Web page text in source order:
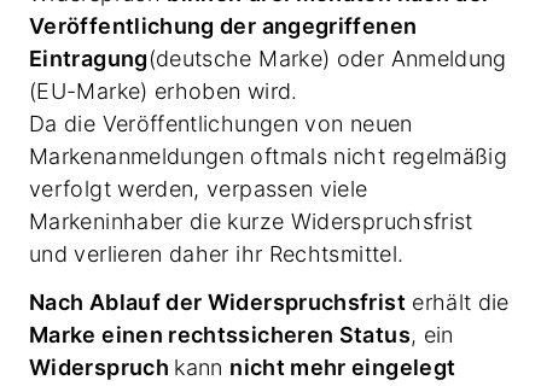
Veröffentlichung der angegriffenen
Eintragung(deutsche Marke) oder Anmeldung
(EU-Marke) erhoben wird.
Da die Veröffentlichungen von neuen
Markenanmeldungen oftmals nicht regelmäßig
verfolgt werden, verpassen viele
Markeninhaber die kurze Widerspruchsfrist
und verlieren daher ihr Rechtsmittel.
Nach Ablauf der Widerspruchsfrist erhält die
Marke einen rechtssicheren Status, ein
Widerspruch kann nicht mehr eingelegt